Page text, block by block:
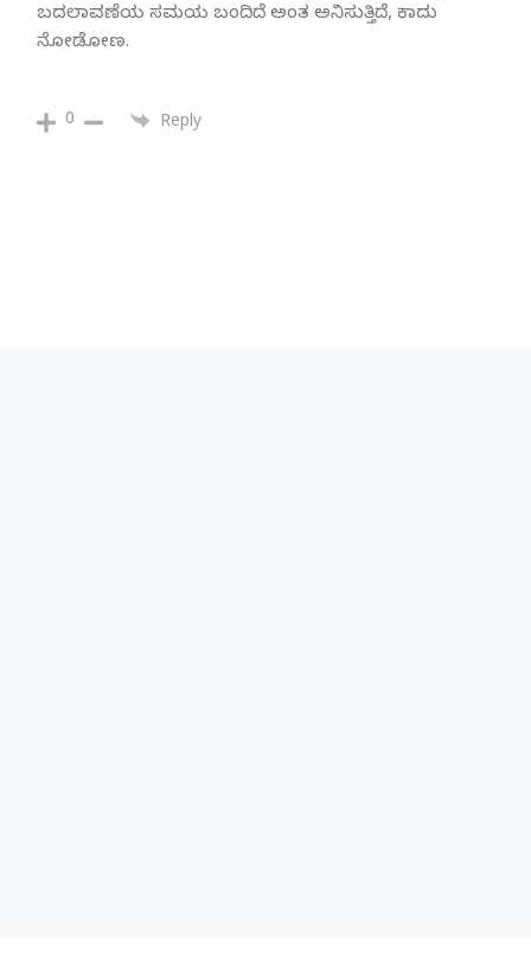
ಬದಲಾವಣೆಯ ಸಮಯ ಬಂದಿದೆ ಅಂತ ಅನಿಸುತ್ತಿದೆ, ಕಾದು
ನೋಡೋಣ.
0 Reply